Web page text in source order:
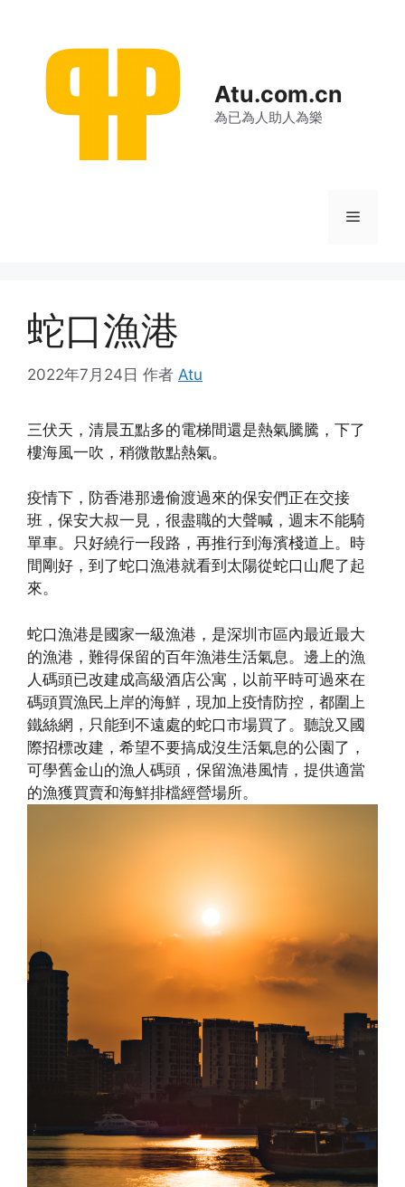
Atu.com.cn
為已為人助人為樂
菜
蛇口漁港
2022年7月24日 作者 Atu
三伏天，清晨五點多的電梯間還是熱氣騰騰，下了
樓海風一吹，稍微散點熱氣。
疫情下，防香港那邊偷渡過來的保安們正在交接
班，保安大叔一見，很盡職的大聲喊，週末不能騎
單車。只好繞行一段路，再推行到海濱棧道上。時
間剛好，到了蛇口漁港就看到太陽從蛇口山爬了起
來。
蛇口漁港是國家一級漁港，是深圳市區內最近最大
的漁港，難得保留的百年漁港生活氣息。邊上的漁
人碼頭已改建成高級酒店公寓，以前平時可過來在
碼頭買漁民上岸的海鮮，現加上疫情防控，都圍上
鐵絲網，只能到不遠處的蛇口市場買了。聽說又國
際招標改建，希望不要搞成沒生活氣息的公園了，
可學舊金山的漁人碼頭，保留漁港風情，提供適當
的漁獲買賣和海鮮排檔經營場所。